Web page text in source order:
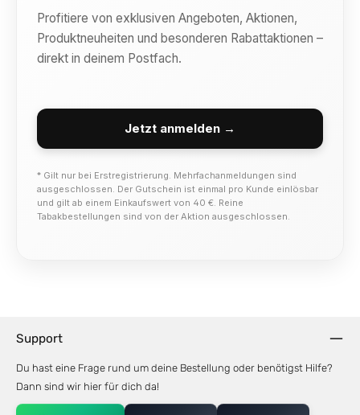
Profitiere von exklusiven Angeboten, Aktionen,
Produktneuheiten und besonderen Rabattaktionen –
direkt in deinem Postfach.
Jetzt anmelden →
* Gilt nur bei Erstregistrierung. Mehrfachanmeldungen sind
ausgeschlossen. Der Gutschein ist einmal pro Kunde einlösbar
und gilt ab einem Einkaufswert von 40 €. Reine
Tabakbestellungen sind von der Aktion ausgeschlossen.
Support
Du hast eine Frage rund um deine Bestellung oder benötigst Hilfe?
Dann sind wir hier für dich da!